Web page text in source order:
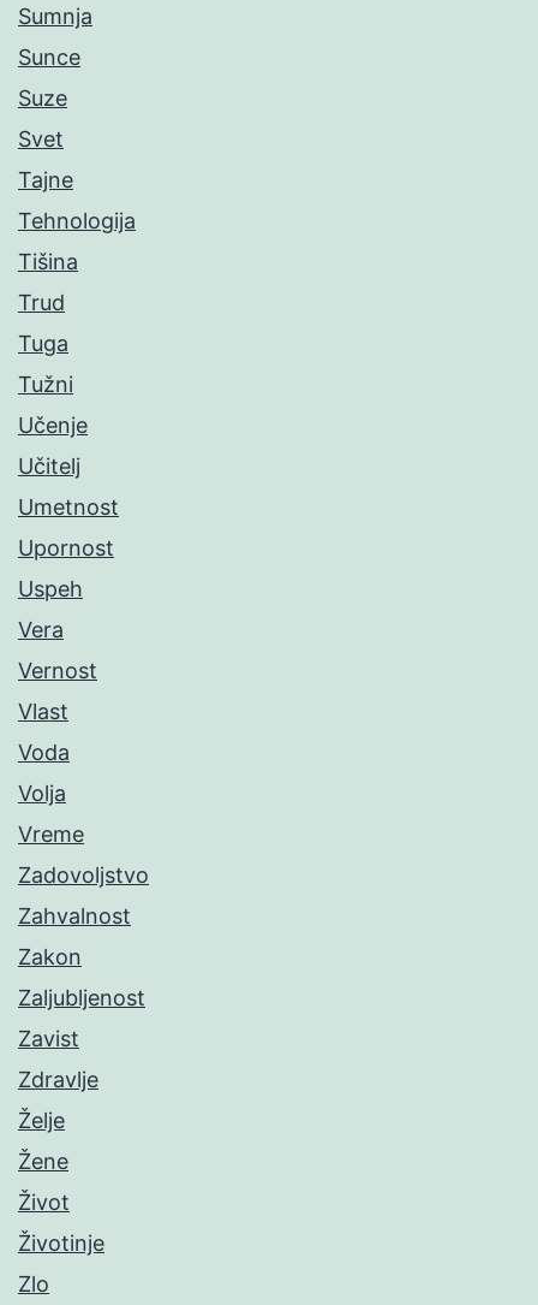
Sumnja
Sunce
Suze
Svet
Tajne
Tehnologija
Tišina
Trud
Tuga
Tužni
Učenje
Učitelj
Umetnost
Upornost
Uspeh
Vera
Vernost
Vlast
Voda
Volja
Vreme
Zadovoljstvo
Zahvalnost
Zakon
Zaljubljenost
Zavist
Zdravlje
Želje
Žene
Život
Životinje
Zlo